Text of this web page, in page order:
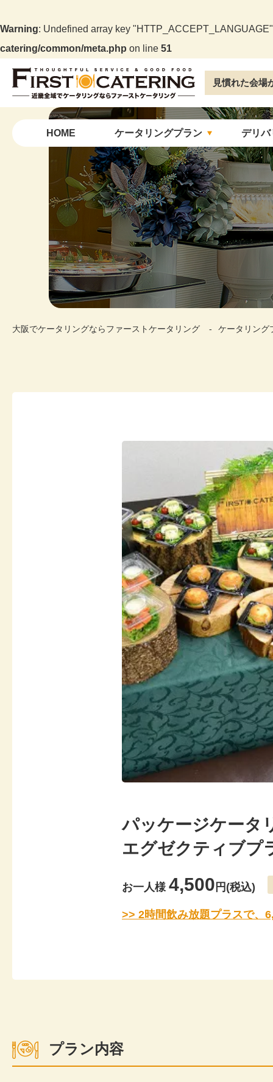
Warning: Undefined array key
catering/common/meta.php on line 51
大阪でケータリングならファーストケー
タリング
見慣れた会場
HOME ケータリングプラン デリ
大阪でケータリングならファーストケータリング ケータリング
パッケージケー
エグゼクティブプ
お一人様 4,500 円(税込)
2時間飲み放題プラスで、
プラン内容